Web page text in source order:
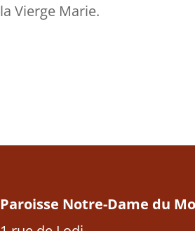
la Vierge Marie.
Paroisse Notre-Dame du